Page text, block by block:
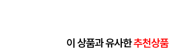
이 상품과 유사한추천상품